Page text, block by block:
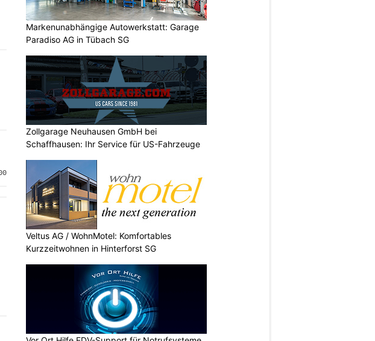
Markenunabhängige Autowerkstatt: Garage
Paradiso AG in Tübach SG
Zollgarage Neuhausen GmbH bei
Schaffhausen: Ihr Service für US-Fahrzeuge
Veltus AG / WohnMotel: Komfortables
Kurzzeitwohnen in Hinterforst SG